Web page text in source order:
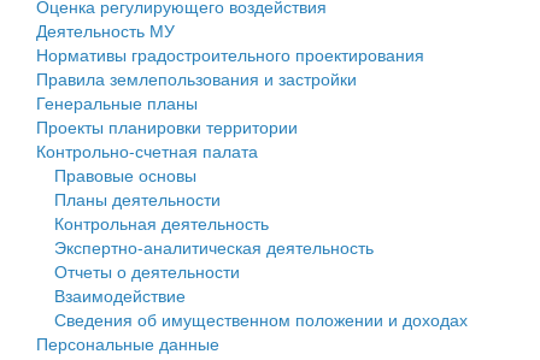
Правила землепользования и застройки
Генеральные планы
Проекты планировки территории
Собрание депутатов
Городское поселение
Сельские поселения
Оценка регулирующего воздействия
Деятельность МУ
Нормативы градостроительного проектирования
Правила землепользования и застройки
Генеральные планы
Проекты планировки территории
Контрольно-счетная палата
Правовые основы
Планы деятельности
Контрольная деятельность
Экспертно-аналитическая деятельность
Отчеты о деятельности
Взаимодействие
Сведения об имущественном положении и доходах
Персональные данные